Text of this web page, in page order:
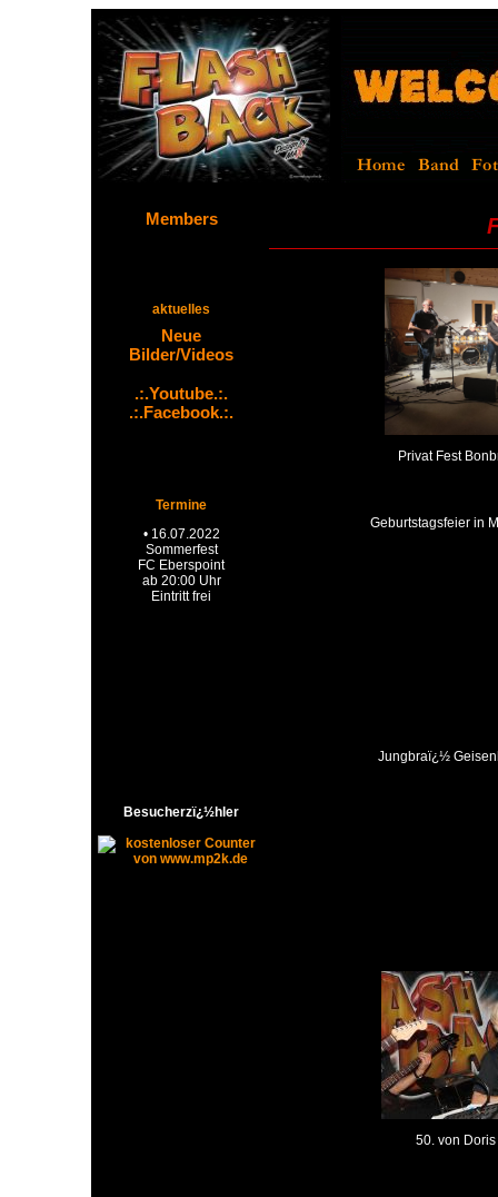
Members
aktuelles
Termine
Besucherzï¿½hler
Privat Fest
Geburtstagsfeier in
Jungbraï¿½
50. von